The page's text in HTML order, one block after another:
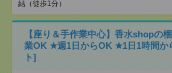
結（徒歩1分）
【座り＆手作業中心】香水shopの
業OK ★週1日からOK ★1日1時間か
ト]